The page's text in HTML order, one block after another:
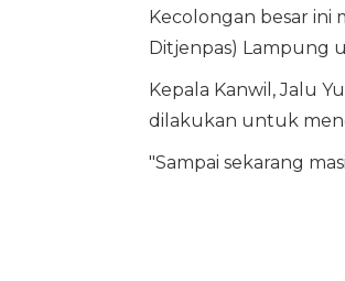
Kecolongan besar ini
Ditjenpas) Lampung
Kepala Kanwil, Jalu
dilakukan untuk
"Sampai sekarang